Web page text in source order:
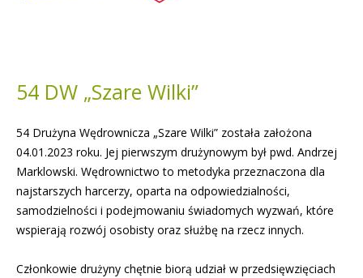
54 DW „Szare Wilki”
54 Drużyna Wędrownicza „Szare Wilki” została założona
04.01.2023 roku. Jej pierwszym drużynowym był pwd. Andrzej
Marklowski. Wędrownictwo to metodyka przeznaczona dla
najstarszych harcerzy, oparta na odpowiedzialności,
samodzielności i podejmowaniu świadomych wyzwań, które
wspierają rozwój osobisty oraz służbę na rzecz innych.
Członkowie drużyny chętnie biorą udział w przedsięwzięciach